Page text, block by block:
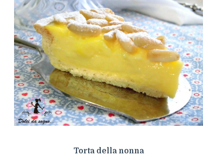
Torta della nonna